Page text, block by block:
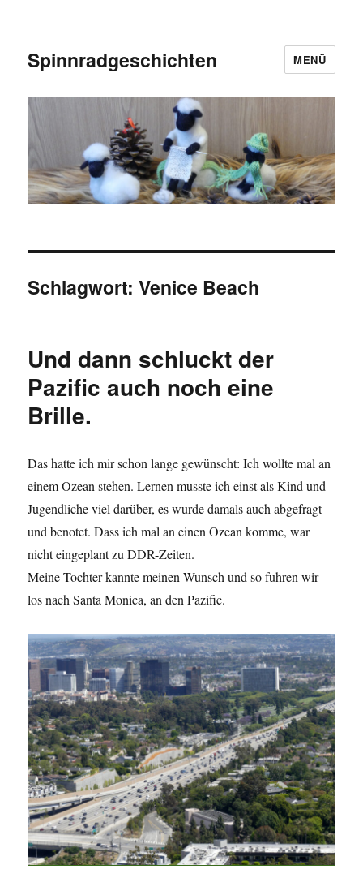
Spinnradgeschichten MENÜ
Schlagwort:Venice Beach
Und dann schluckt der
Pazific auch noch eine
Brille.
Das hatte ich mir schon lange gewünscht: Ich wollte mal an
einem Ozean stehen. Lernen musste ich einst als Kind und
Jugendliche viel darüber, es wurde damals auch abgefragt
und benotet. Dass ich mal an einen Ozean komme, war
nicht eingeplant zu DDR-Zeiten.
Meine Tochter kannte meinen Wunsch und so fuhren wir
los nach Santa Monica, an den Pazific.